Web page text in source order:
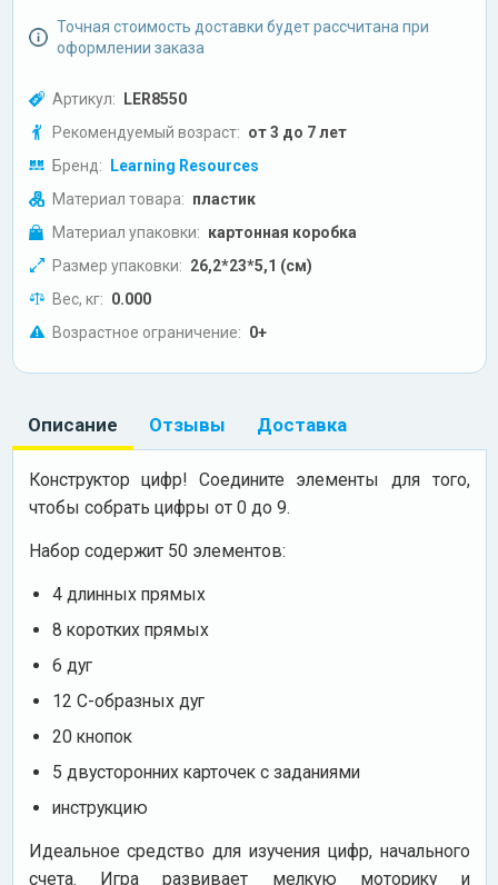
Точная стоимость доставки будет рассчитана при
оформлении заказа
Артикул: LER8550
Рекомендуемый возраст: от 3 до 7 лет
Бренд: Learning Resources
Материал товара: пластик
Материал упаковки: картонная коробка
Размер упаковки: 26,2*23*5,1 (см)
Вес, кг: 0.000
Возрастное ограничение: 0+
Описание Отзывы Доставка
Конструктор цифр! Соедините элементы для того,
чтобы собрать цифры от 0 до 9.
Набор содержит 50 элементов:
4 длинных прямых
8 коротких прямых
6 дуг
12 С-образных дуг
20 кнопок
5 двусторонних карточек с заданиями
инструкцию
Идеальное средство для изучения цифр, начального
счета. Игра развивает мелкую моторику и